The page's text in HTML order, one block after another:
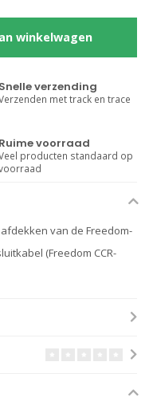
winkelwagen
Snelle verzending
met track en trace
Ruime voorraad
producten standaard op
van de Freedom-
(Freedom CCR-